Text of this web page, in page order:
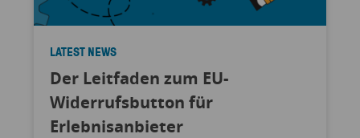
LATEST NEWS
Der Leitfaden zum EU-
Widerrufsbutton für
Erlebnisanbieter